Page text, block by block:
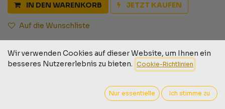
IN DEN WARENKORB JETZT KAUFEN
Auf die Wunschliste
30-Tage-Geld-zurück-Garantie
Versand: 2-3 Geschäftstage
Wir verwenden Cookies auf dieser Website, um Ihnen ein
besseres Nutzererlebnis zu bieten. Cookie-Richtlinien
Nur essentielle Ich stimme zu